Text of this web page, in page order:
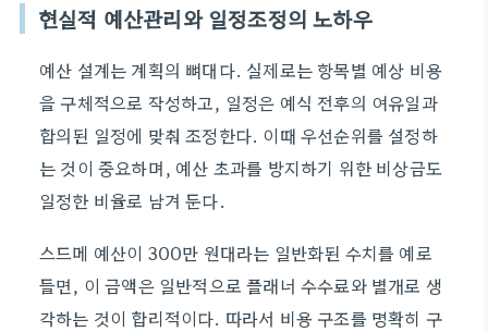
현실적 예산관리와 일정조정의 노하우
예산 설계는 계획의 뼈대다. 실제로는 항목별 예상 비용
을 구체적으로 작성하고, 일정은 예식 전후의 여유일과
합의된 일정에 맞춰 조정한다. 이때 우선순위를 설정하
는 것이 중요하며, 예산 초과를 방지하기 위한 비상금도
일정한 비율로 남겨 둔다.
스드메 예산이 300만 원대라는 일반화된 수치를 예로
들면, 이 금액은 일반적으로 플래너 수수료와 별개로 생
각하는 것이 합리적이다. 따라서 비용 구조를 명확히 구